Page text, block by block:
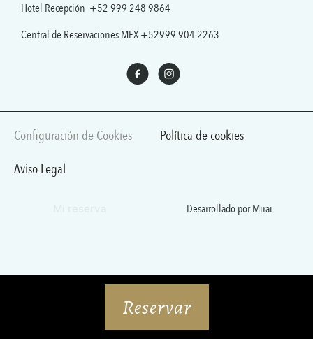
Reservar
Hotel Recepción +52 999 248 9864
Central de Reservaciones MEX+52999 904 2263
Configuración de Cookies
Política de cookies
Aviso Legal
Desarrollado porMirai